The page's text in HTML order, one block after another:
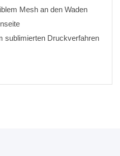
Mesh an den Waden